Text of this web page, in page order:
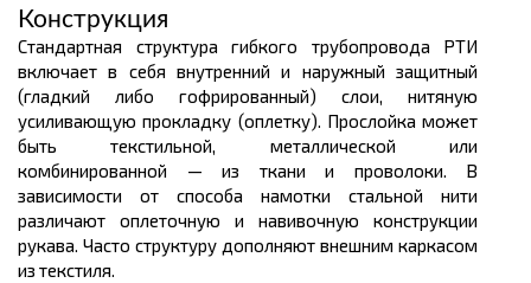
Конструкция
Стандартная структура гибкого трубопровода РТИ
включает в себя внутренний и наружный защитный
(гладкий либо гофрированный) слои, нитяную
усиливающую прокладку (оплетку). Прослойка может
быть текстильной, металлической или
комбинированной — из ткани и проволоки. В
зависимости от способа намотки стальной нити
различают оплеточную и навивочную конструкции
рукава. Часто структуру дополняют внешним каркасом
из текстиля.